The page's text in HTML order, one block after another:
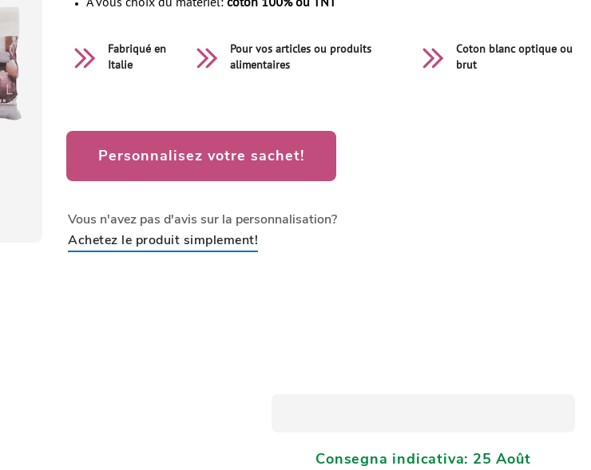
A vous choix du matériel: coton 100% ou TNT
Fabriqué en
Italie
Pour vos articles ou produits
alimentaires
Coton blanc optique ou
brut
Personnalisez votre sachet!
Vous n'avez pas d'avis sur la personnalisation?
Achetez le produit simplement!
Consegna indicativa: 25 Août